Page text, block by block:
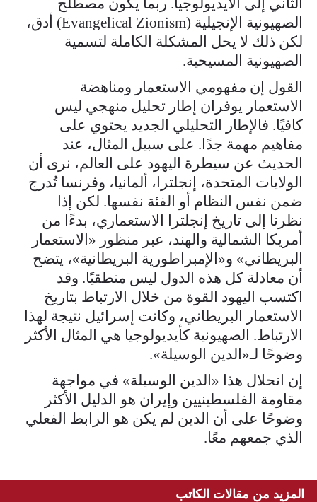
الصهيونية الإنجيلية (Evangelical Zionism) أدق،
لكن ذلك لا يحل المشكلة الكاملة لتسمية
الصهيونية المسيحية.
القول إن مفهومي الاستعمار ومناهضة
الاستعمار يوفران إطار تحليل منهجي ليس
كافيًا. فالإطار التحليلي الجديد يحتوي على
مفاهيم مهمة جدًا. على سبيل المثال، عند
الحديث عن سيطرة اليهود على العالم، نرى أن
الولايات المتحدة، إنجلترا، ألمانيا، وفرنسا تُدرج
ضمن نفس النظام أو الفئة نفسها. لكن إذا
نظرنا إلى تاريخ إنجلترا الاستعماري، بدءًا من
أمريكا الشمالية والهند، عبر منظور «الاستعمار
البريطاني» و«الإمبراطورية البريطانية»، يتضح
أن معادلة كل هذه الدول ليس منطقيًا. وقد
اكتسب اليهود القوة من خلال الارتباط بتاريخ
الاستعمار البريطاني، وكانت إسرائيل نتيجة لهذا
الارتباط. الصهيونية كأيديولوجيا هي المثال الأكثر
وضوحًا لـ«الدين الوسيلة».
إن انحلال هذا «الدين الوسيلة» في مواجهة
مقاومة الفلسطينيين وإيران هو الدليل الأكثر
وضوحًا على أن الدين لم يكن هو الرابط الفعلي
الذي جمعهم معًا.
المزيد من مقالات الكاتب